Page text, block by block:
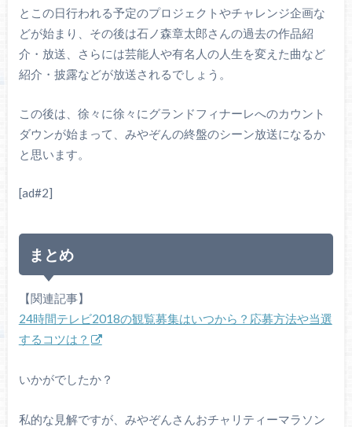
とこの日行われる予定のプロジェクトやチャレンジ企画な
どが始まり、その後は石ノ森章太郎さんの過去の作品紹
介・放送、さらには芸能人や有名人の人生を変えた曲など
紹介・披露などが放送されるでしょう。
この後は、徐々に徐々にグランドフィナーレへのカウント
ダウンが始まって、みやぞんの終盤のシーン放送になるか
と思います。
[ad#2]
まとめ
【関連記事】
24時間テレビ2018の観覧募集はいつから？応募方法や当選
するコツは？
いかがでしたか？
私的な見解ですが、みやぞんさんおチャリティーマラソン